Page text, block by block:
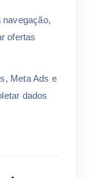
ofertas
Meta Ads e
dados